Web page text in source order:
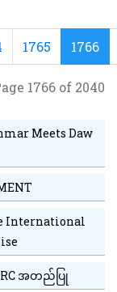
1765 1766
1766 of 2040
Meets Daw
International
အတည်ပြု